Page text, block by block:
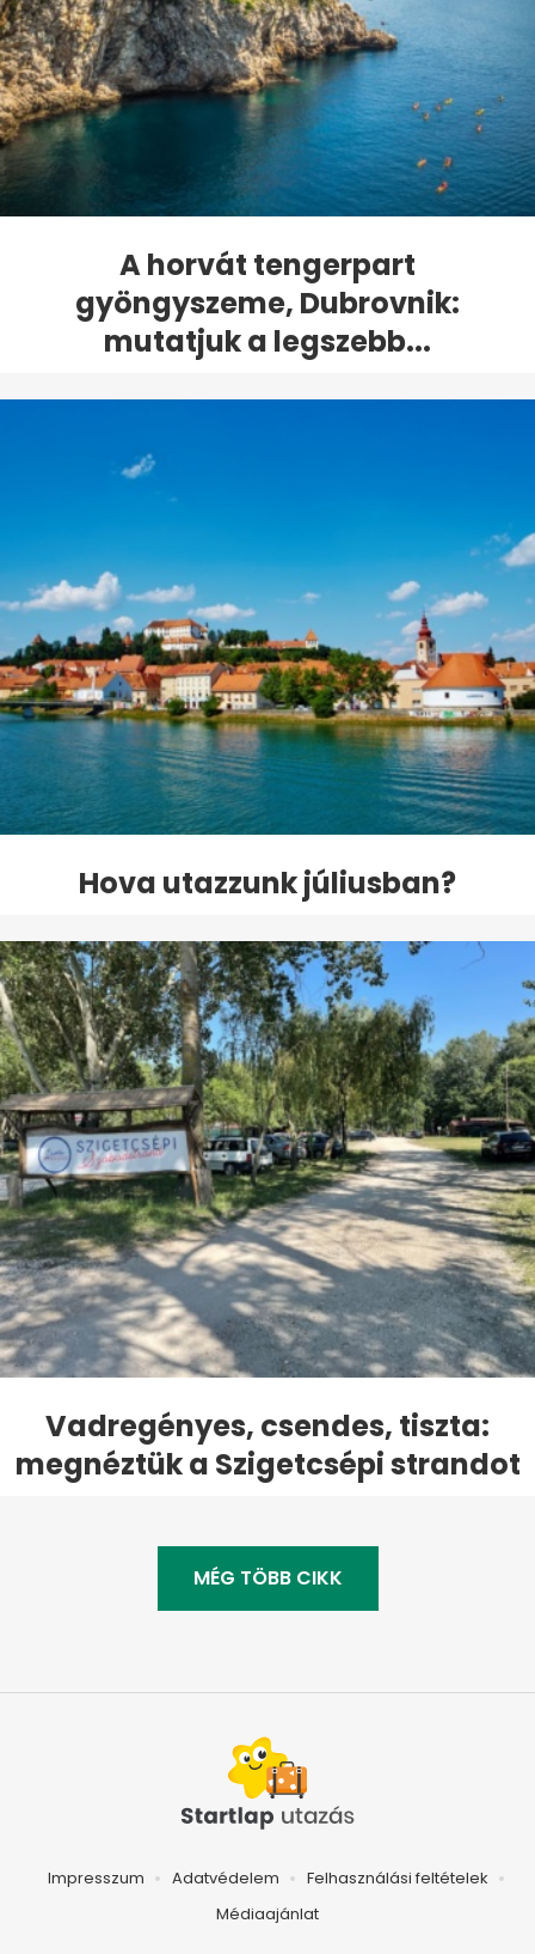
A horvát tengerpart
gyöngyszeme, Dubrovnik:
mutatjuk a legszebb...
Hova utazzunk júliusban?
Vadregényes, csendes, tiszta:
megnéztük a Szigetcsépi strandot
MÉG TÖBB CIKK
Impresszum Adatvédelem
Felhasználási feltételek
Médiaajánlat